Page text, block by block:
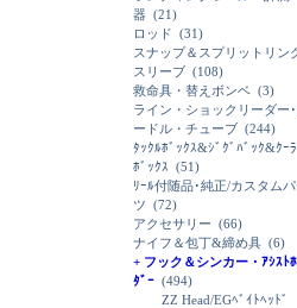
器 (21)
ロッド (31)
スナップ＆スプリットリン
スリーブ (108)
救命具・替えボンベ (3)
ライン・ショックリーダー･
ードル・チューブ (244)
ﾀｯｸﾙﾎﾞｯｸｽ&ｼﾞｸﾞﾊﾞｯｸ&ｸｰ
ﾎﾞｯｸｽ (51)
ﾘｰﾙ付随品･純正/カスタムパ
ツ (72)
アクセサリー (66)
ナイフ＆包丁&締め具 (6)
+ フック＆シンカー・ｱｼｽﾄ
ﾀﾞｰ (494)
ZZ Head/EGﾍﾞｲﾄﾍｯﾄﾞ